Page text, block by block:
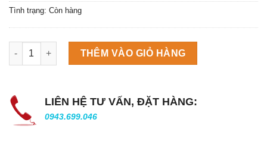
Tình trạng: Còn hàng
Máy làm đá viên Scotsman NW458AS số lượng
THÊM VÀO GIỎ HÀNG
LIÊN HỆ TƯ VẤN, ĐẶT HÀNG:
0943.699.046